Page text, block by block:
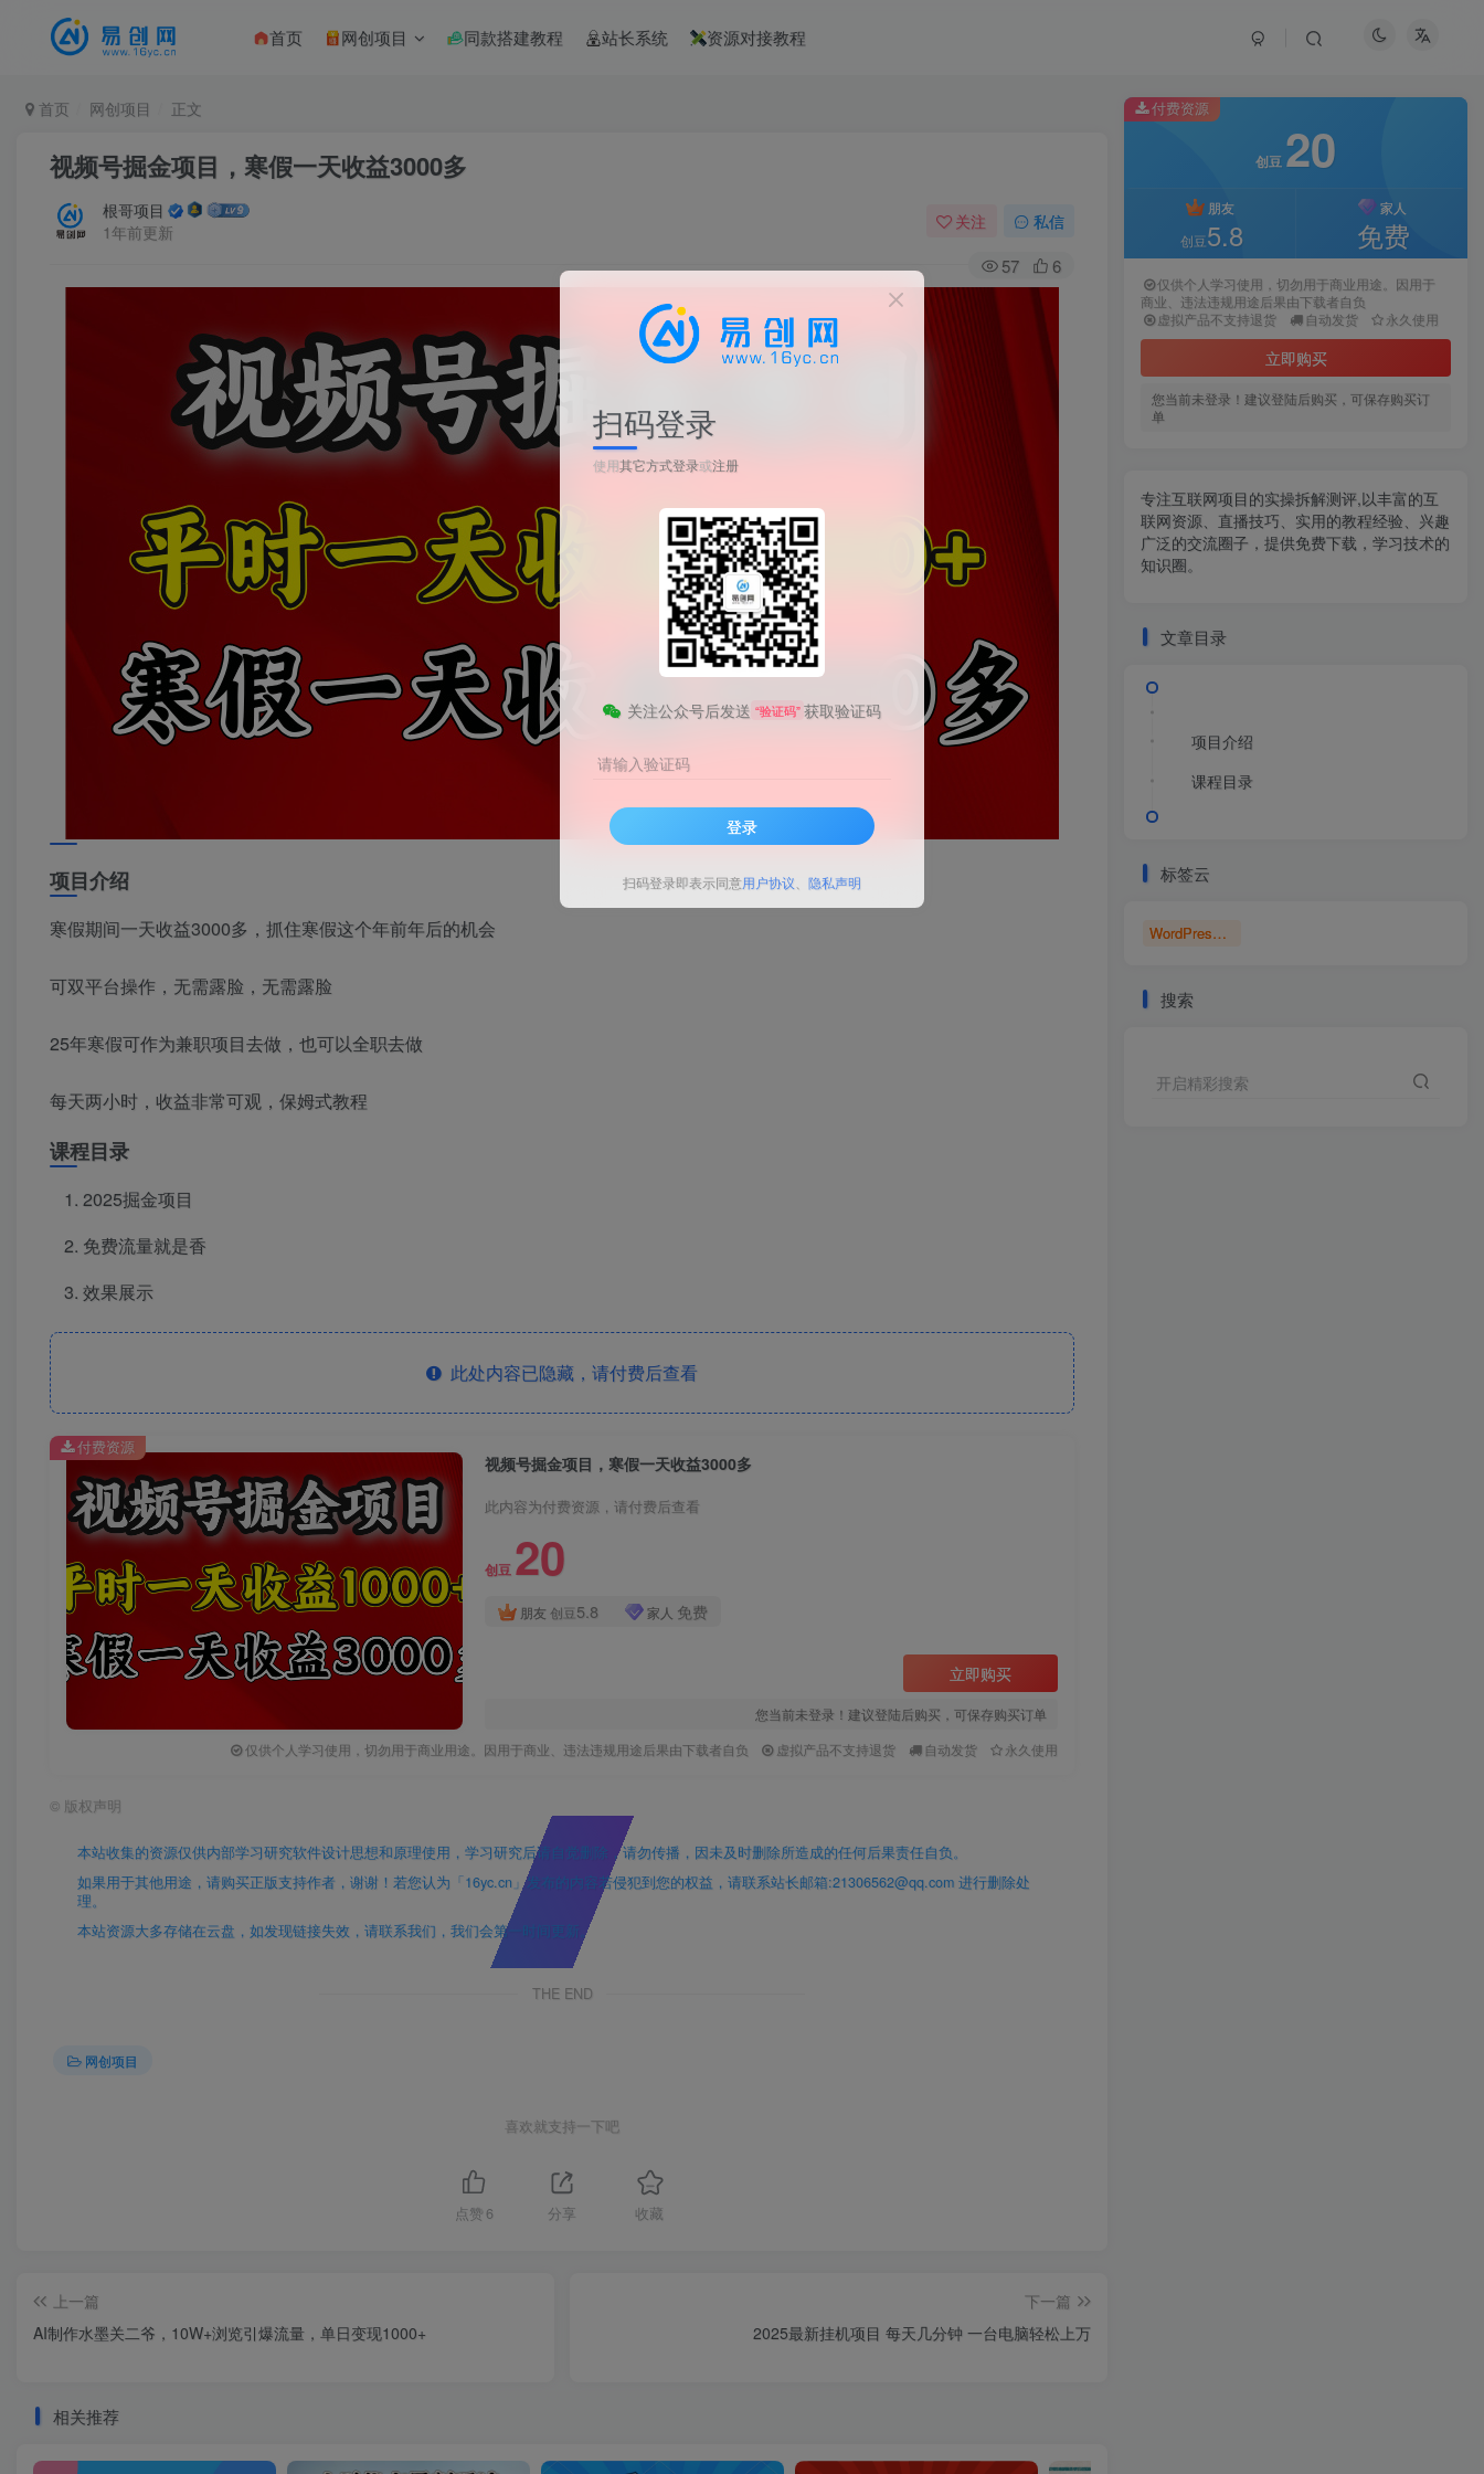
首页 网创项目 同款搭建教程 站长系统 资源对接教程
首页 网创项目 正文
视频号掘金项目，寒假一天收益3000多
根哥项目
1年前更新
关注 私信
57 6
项目介绍
寒假期间一天收益3000多，抓住寒假这个年前年后的机会
可双平台操作，无需露脸，无需露脸
25年寒假可作为兼职项目去做，也可以全职去做
每天两小时，收益非常可观，保姆式教程
课程目录
2025掘金项目
免费流量就是香
效果展示
此处内容已隐藏，请付费后查看
视频号掘金项目，寒假一天收益3000多
此内容为付费资源，请付费后查看
创豆 20
朋友 创豆 5.8 家人 免费
立即购买
您当前未登录！建议登陆后购买，可保存购买订单
仅供个人学习使用，切勿用于商业用途。因用于商业、违法违规用途后果由下载者自负
虚拟产品不支持退货 自动发货 永久使用
付费资源
© 版权声明
本站收集的资源仅供内部学习研究软件设计思想和原理使用，学习研究后请自觉删除，请勿传播，因未及时删除所造成的任何后果责任自负。
如果用于其他用途，请购买正版支持作者，谢谢！若您认为「16yc.cn」发布的内容若侵犯到您的权益，请联系站长邮箱:21306562@qq.com 进行删除处
理。
本站资源大多存储在云盘，如发现链接失效，请联系我们，我们会第一时间更新。
THE END
网创项目
喜欢就支持一下吧
点赞 6 分享 收藏
上一篇
AI制作水墨关二爷，10W+浏览引爆流量，单日变现1000+
下一篇
2025最新挂机项目 每天几分钟 一台电脑轻松上万
相关推荐
付费资源
创豆 20
朋友
创豆5.8
家人
免费
仅供个人学习使用，切勿用于商业用途。因用于
商业、违法违规用途后果由下载者自负
虚拟产品不支持退货
自动发货 永久使用
立即购买
您当前未登录！建议登陆后购买，可保存购买订
单
专注互联网项目的实操拆解测评,以丰富的互
联网资源、直播技巧、实用的教程经验、兴趣
广泛的交流圈子，提供免费下载，学习技术的
知识圈。
文章目录
项目介绍
课程目录
标签云
WordPress博客
搜索
开启精彩搜索
扫码登录
使用其它方式登录或注册
关注公众号后发送 “验证码” 获取验证码
请输入验证码
登录
扫码登录即表示同意用户协议、 隐私声明